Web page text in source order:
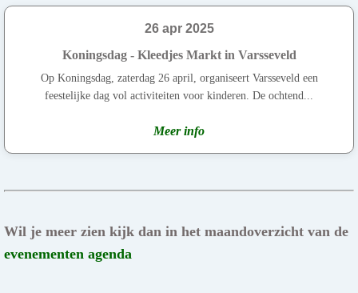
26 apr 2025
Koningsdag - Kleedjes Markt in Varsseveld
Op Koningsdag, zaterdag 26 april, organiseert Varsseveld een
feestelijke dag vol activiteiten voor kinderen. De ochtend...
Meer info
Wil je meer zien kijk dan in het maandoverzicht van de
evenementen agenda